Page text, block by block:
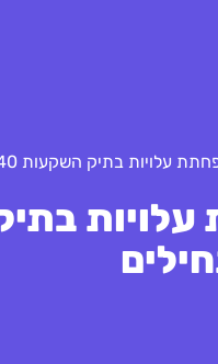
בתיק השקעות 60/40 למתחילים